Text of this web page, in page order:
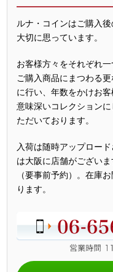
ルナ・コインはご購入
大切に思っています。
お客様方々をそれぞれ
ご購入商品にまつわる
に行い、年数をかけお
意味深いコレクション
ただいております。
入荷は随時アップロー
は大阪に店舗がござい
（要事前予約）。在庫
ります。